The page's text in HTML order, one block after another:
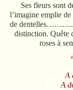
Ses fleurs sont
l’imagine emplie
de
distinction. Quête
roses à
A
A